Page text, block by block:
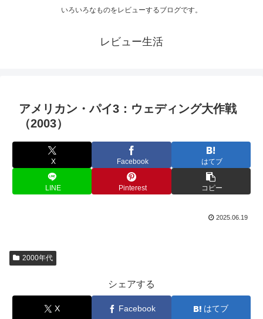
いろいろなものをレビューするブログです。
レビュー生活
アメリカン・パイ3：ウェディング大作戦
（2003）
X Facebook はてブ
LINE Pinterest コピー
2025.06.19
2000年代
シェアする
X Facebook はてブ